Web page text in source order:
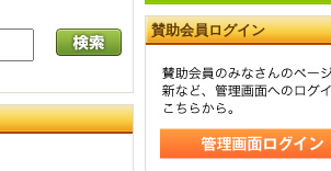
賛助会員ログイン